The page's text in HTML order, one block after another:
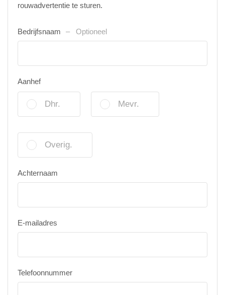
rouwadvertentie te sturen.
Bedrijfsnaam Optioneel
Aanhef
Dhr. Mevr.
Overig.
Achternaam
E-mailadres
Telefoonnummer